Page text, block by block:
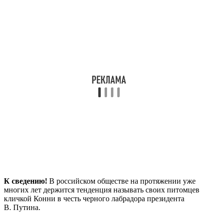
К сведению! В российском обществе на протяжении уже
многих лет держится тенденция называть своих питомцев
кличкой Конни в честь черного лабрадора президента
В. Путина.